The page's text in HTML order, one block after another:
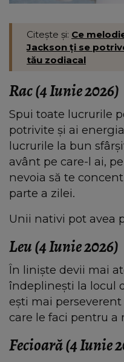
Citește și: Ce
Jackson ți se
tău zodiacal
Rac (4 Iunie 2026)
Spui toate lucrurile
potrivite și ai
lucrurile la bun
avânt pe care-l ai,
nevoia să te
parte a zilei.
Unii nativi pot avea
Leu (4 Iunie 2026)
În liniște devii mai
îndeplinești la locul
ești mai
care le faci pentru a
Fecioară (4 Iunie